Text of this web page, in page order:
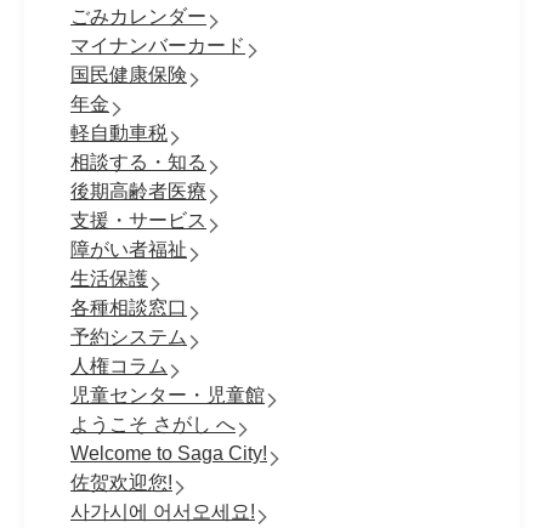
ごみカレンダー
マイナンバーカード
国民健康保険
年金
軽自動車税
相談する・知る
後期高齢者医療
支援・サービス
障がい者福祉
生活保護
各種相談窓口
予約システム
人権コラム
児童センター・児童館
ようこそ さがし へ
Welcome to Saga City!
佐贺欢迎您!
사가시에 어서오세요!